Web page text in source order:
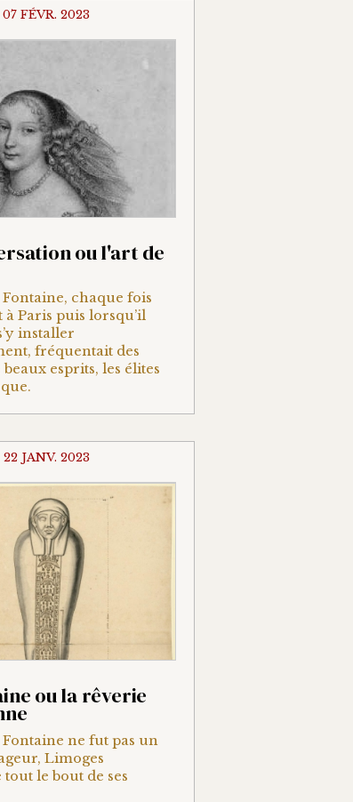
07 FÉVR. 2023
ou l'art de
Fontaine, chaque fois
à Paris puis lorsqu’il
installer
fréquentait des
beaux esprits, les élites
22 JANV. 2023
ou la rêverie
Fontaine ne fut pas un
Limoges
le bout de ses